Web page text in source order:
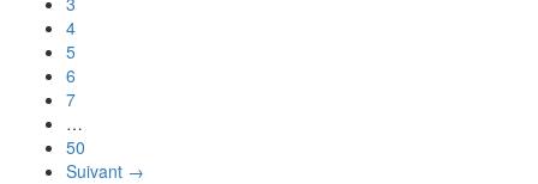
4
5
6
7
…
50
Suivant →